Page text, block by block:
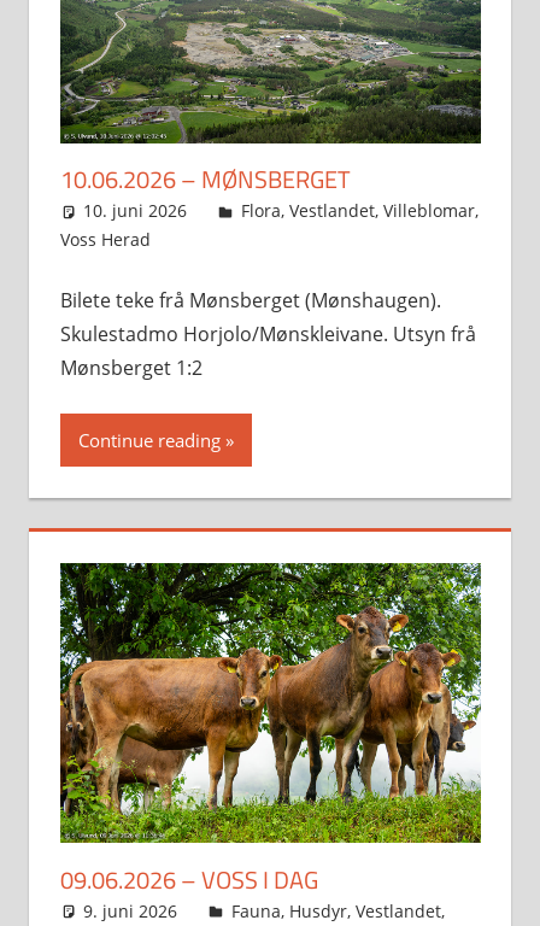
10.06.2026 – MØNSBERGET
10. juni 2026 Svein
Flora, Vestlandet, Villeblomar,
Voss Herad
Bilete teke frå Mønsberget (Mønshaugen).
Skulestadmo Horjolo/Mønskleivane. Utsyn frå
Mønsberget 1:2
Continue reading
09.06.2026 – VOSS I DAG
9. juni 2026 Svein
Fauna, Husdyr, Vestlandet,